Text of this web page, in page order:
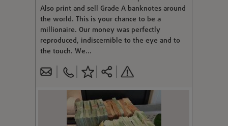
Also print and sell Grade A banknotes around
the world. This is your chance to be a
millionaire. Our money was perfectly
reproduced, indiscernible to the eye and to
the touch. We...